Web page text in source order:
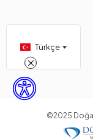
Türkçe
©2025